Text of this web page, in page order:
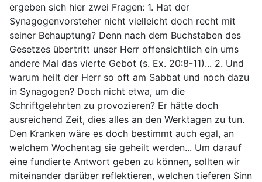
ergeben sich hier zwei Fragen: 1. Hat der
Synagogenvorsteher nicht vielleicht doch recht mit
seiner Behauptung? Denn nach dem Buchstaben des
Gesetzes übertritt unser Herr offensichtlich ein ums
andere Mal das vierte Gebot (s. Ex. 20:8-11)... 2. Und
warum heilt der Herr so oft am Sabbat und noch dazu
in Synagogen? Doch nicht etwa, um die
Schriftgelehrten zu provozieren? Er hätte doch
ausreichend Zeit, dies alles an den Werktagen zu tun.
Den Kranken wäre es doch bestimmt auch egal, an
welchem Wochentag sie geheilt werden... Um darauf
eine fundierte Antwort geben zu können, sollten wir
miteinander darüber reflektieren, welchen tieferen Sinn